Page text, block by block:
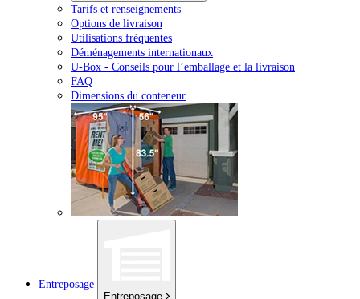
Tarifs et renseignements
Options de livraison
Utilisations fréquentes
Déménagements internationaux
U-Box - Conseils pour l’emballage et la livraison
FAQ
Dimensions du conteneur
Entreposage
Entreposage